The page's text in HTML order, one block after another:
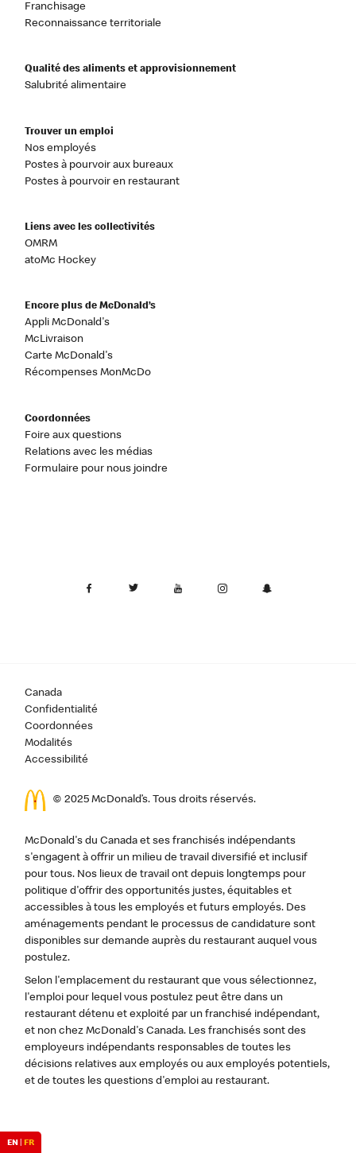
Franchisage
Reconnaissance territoriale
Qualité des aliments et approvisionnement
Salubrité alimentaire
Trouver un emploi
Nos employés
Postes à pourvoir aux bureaux
Postes à pourvoir en restaurant
Liens avec les collectivités
OMRM
atoMc Hockey
Encore plus de McDonald’s
Appli McDonald's
McLivraison
Carte McDonald's
Récompenses MonMcDo
Coordonnées
Foire aux questions
Relations avec les médias
Formulaire pour nous joindre
Canada
Confidentialité
Coordonnées
Modalités
Accessibilité
© 2025 McDonald’s. Tous droits réservés.
McDonald's du Canada et ses franchisés indépendants
s'engagent à offrir un milieu de travail diversifié et inclusif
pour tous. Nos lieux de travail ont depuis longtemps pour
politique d'offrir des opportunités justes, équitables et
accessibles à tous les employés et futurs employés. Des
aménagements pendant le processus de candidature sont
disponibles sur demande auprès du restaurant auquel vous
postulez.
Selon l'emplacement du restaurant que vous sélectionnez,
l'emploi pour lequel vous postulez peut être dans un
restaurant détenu et exploité par un franchisé indépendant,
et non chez McDonald's Canada. Les franchisés sont des
employeurs indépendants responsables de toutes les
décisions relatives aux employés ou aux employés potentiels,
et de toutes les questions d'emploi au restaurant.
EN| FR